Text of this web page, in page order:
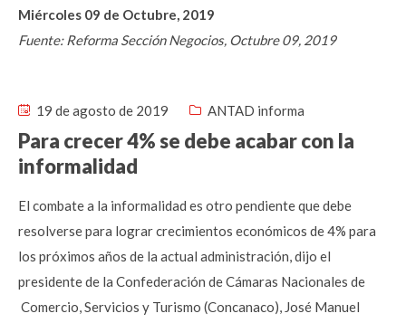
Miércoles 09 de Octubre, 2019
Fuente: Reforma Sección Negocios, Octubre 09, 2019
19 de agosto de 2019 ANTAD informa
Para crecer 4% se debe acabar con la
informalidad
El combate a la informalidad es otro pendiente que debe
resolverse para lograr crecimientos económicos de 4% para
los próximos años de la actual administración, dijo el
presidente de la Confederación de Cámaras Nacionales de
Comercio, Servicios y Turismo (Concanaco), José Manuel